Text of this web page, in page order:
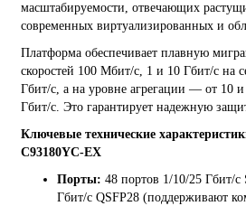
масштабируемости, отвечающих
современных виртуализированных и
Платформа обеспечивает плавную
скоростей 100 Мбит/с, 1 и 10 Гбит/с на
Гбит/с, а на уровне агрегации — от 10
Гбит/с. Это гарантирует надежную
Ключевые технические
C93180YC-EX
Порты: 48 портов 1/10/25 Гбит/
Гбит/с QSFP28 (поддерживают